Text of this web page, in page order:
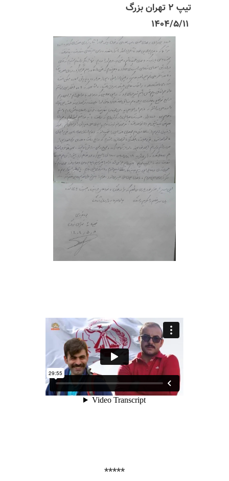
تیپ ۲ تهران بزرگ
*****